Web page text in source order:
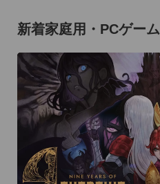
新着家庭用・PCゲーム